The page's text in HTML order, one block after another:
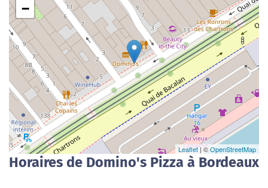
−
Leaflet| ©OpenStreetMap
Horaires de Domino's Pizza à Bordeaux